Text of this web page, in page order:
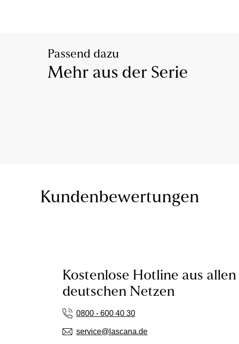
Passend dazu
Mehr aus der Serie
Kundenbewertungen
Kostenlose Hotline aus allen
deutschen Netzen
0800 - 600 40 30
service@lascana.de